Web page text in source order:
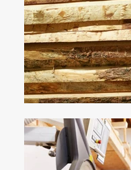
Handwerkskunst
Niveau finden Sie bei
über 90 Jahren,
individuellen
jeden Tag in
entstehen, auch auf
Online Präsenz